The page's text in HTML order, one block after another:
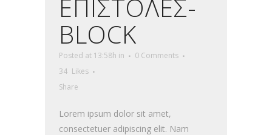
ΕΠΙΣΤΟΛΕΣ-
BLOCK
Posted at 13:58h in
0 Comments
34 Likes
Share
Lorem ipsum dolor sit amet,
consectetuer adipiscing elit. Nam